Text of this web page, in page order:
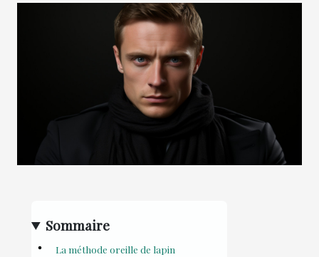
Sommaire
La méthode oreille de lapin